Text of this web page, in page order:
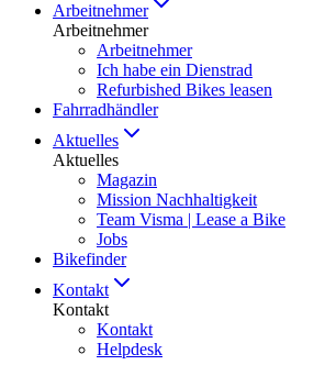
Arbeitnehmer
Arbeitnehmer
Arbeitnehmer
Ich habe ein Dienstrad
Refurbished Bikes leasen
Fahrradhändler
Aktuelles
Aktuelles
Magazin
Mission Nachhaltigkeit
Team Visma | Lease a Bike
Jobs
Bikefinder
Kontakt
Kontakt
Kontakt
Helpdesk